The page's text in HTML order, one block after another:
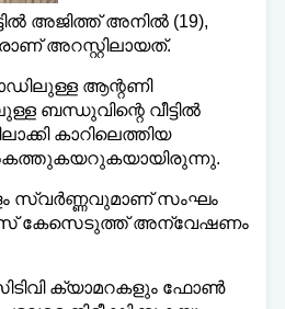
അജിത്ത് അനിൽ (19),
അറസ്റ്റിലായത്.
ആന്റണി
ബന്ധുവിന്റെ വീട്ടിൽ
കാറിലെത്തിയ
അകത്തുകയറുകയായിരുന്നു.
സ്വർണ്ണവുമാണ് സംഘം
കേസെടുത്ത് അന്വേഷണം
ക്യാമറകളും ഫോൺ
വാർത്തകൾ 💬